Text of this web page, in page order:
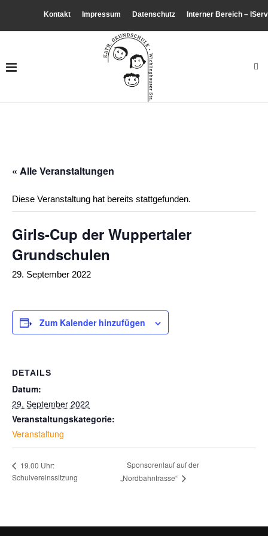
Kontakt Impressum Datenschutz Interner Bereich – IServ
« Alle Veranstaltungen
Diese Veranstaltung hat bereits stattgefunden.
Girls-Cup der Wuppertaler
Grundschulen
29. September 2022
Zum Kalender hinzufügen
DETAILS
Datum:
29. September 2022
Veranstaltungskategorie:
Veranstaltung
19.00 Uhr:
Schulvereinssitzung
Sponsorenlauf auf der
„Nordbahntrasse“